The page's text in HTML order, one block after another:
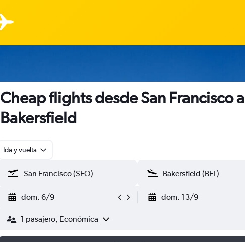
Cheap flights desde San Francisco a
Bakersfield
Ida y vuelta
dom. 6/9 dom. 13/9
1 pasajero, Económica